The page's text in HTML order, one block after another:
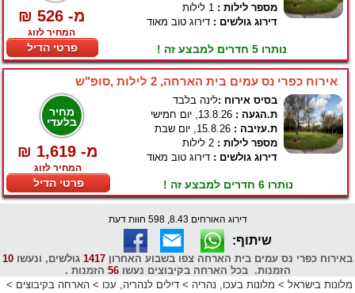
₪ 526 -מ
המחיר לזוג
פרטי הדיל
מספר לילות :
דירוג גולשים : דירוג טוב מאוד
נותרו 5 חדרים למבצע זה !
אירוח כפרי נס עמים בית הארחה, 2 לילות ,סופ"ש
מחיר
בלעדי
₪ 1,619 -מ
המחיר לזוג
פרטי הדיל
בסיס אירוח :לינה בלבד
ת.הגעה :
ת.עזיבה :
מספר לילות :
דירוג גולשים : דירוג טוב מאוד
נותרו 6 חדרים למבצע זה !
דירוג האורחים 8.43, 598 חוות דעת
שיתוף:
באירוח כפרי נס עמים בית הארחה צפו בשבוע האחרון 1417 גולשים, ונעשו 10
הזמנות. בכל הארחה בקיבוצים נעשו56 הזמנות .
מלונות בישראל > מלונות בעכו, נהריה > דילים לנהריה, עכו > הארחה בקיבוצים >